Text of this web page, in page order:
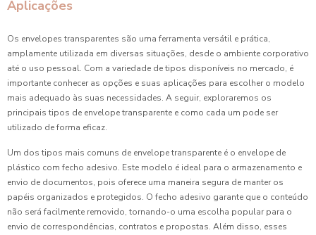
Aplicações
Os envelopes transparentes são uma ferramenta versátil e prática,
amplamente utilizada em diversas situações, desde o ambiente corporativo
até o uso pessoal. Com a variedade de tipos disponíveis no mercado, é
importante conhecer as opções e suas aplicações para escolher o modelo
mais adequado às suas necessidades. A seguir, exploraremos os
principais tipos de envelope transparente e como cada um pode ser
utilizado de forma eficaz.
Um dos tipos mais comuns de envelope transparente é o envelope de
plástico com fecho adesivo. Este modelo é ideal para o armazenamento e
envio de documentos, pois oferece uma maneira segura de manter os
papéis organizados e protegidos. O fecho adesivo garante que o conteúdo
não será facilmente removido, tornando-o uma escolha popular para o
envio de correspondências, contratos e propostas. Além disso, esses